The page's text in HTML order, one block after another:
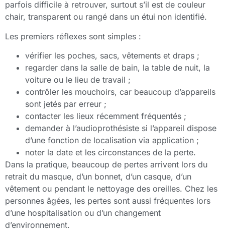
parfois difficile à retrouver, surtout s’il est de couleur
chair, transparent ou rangé dans un étui non identifié.
Les premiers réflexes sont simples :
vérifier les poches, sacs, vêtements et draps ;
regarder dans la salle de bain, la table de nuit, la
voiture ou le lieu de travail ;
contrôler les mouchoirs, car beaucoup d’appareils
sont jetés par erreur ;
contacter les lieux récemment fréquentés ;
demander à l’audioprothésiste si l’appareil dispose
d’une fonction de localisation via application ;
noter la date et les circonstances de la perte.
Dans la pratique, beaucoup de pertes arrivent lors du
retrait du masque, d’un bonnet, d’un casque, d’un
vêtement ou pendant le nettoyage des oreilles. Chez les
personnes âgées, les pertes sont aussi fréquentes lors
d’une hospitalisation ou d’un changement
d’environnement.